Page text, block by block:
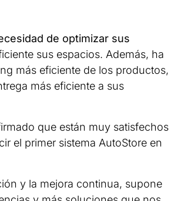
de optimizar sus
sus espacios. Además, ha
más eficiente de los productos,
más eficiente a sus
que están muy satisfechos
el primer sistema AutoStore en
y la mejora continua, supone